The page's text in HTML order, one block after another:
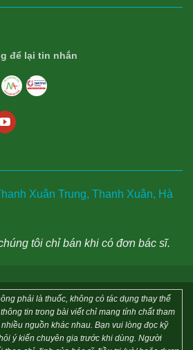
để lại tin nhắn
Xuân Trung, Thanh Xuân, Hà
tôi chỉ bán khi có đơn bác sĩ.
phải là thuốc, không có tác dụng thay thế
tin trong bài viết chỉ mang tính chất tham
nguồn khác nhau. Bạn vui lòng đọc kỹ
ý kiến chuyên gia trước khi dùng. Người